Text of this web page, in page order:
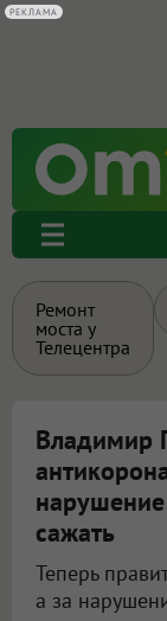
Ремонт
моста у
Телецентра
Владимир
сажать
Теперь
а за
РЕКЛАМА